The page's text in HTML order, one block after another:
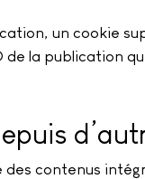
un cookie
la publication
contenus